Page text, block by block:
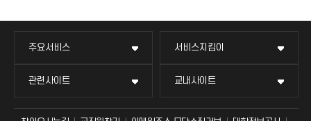
주요서비스 서비스지킴이
관련사이트 교내사이트